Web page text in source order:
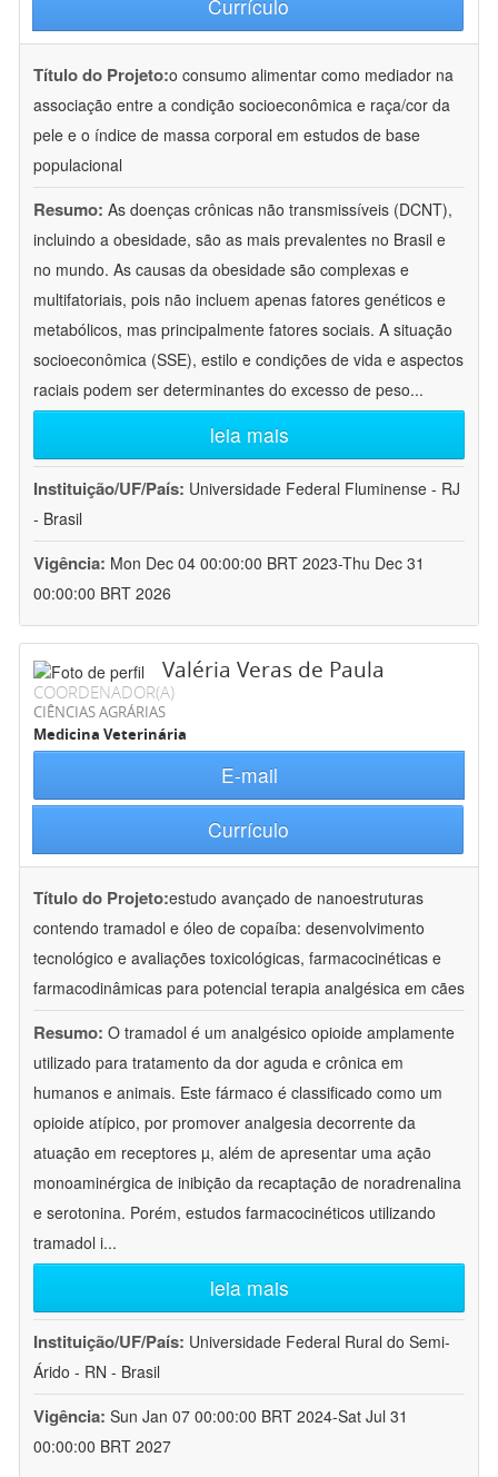
Currículo
Título do Projeto:o consumo alimentar como mediador na
associação entre a condição socioeconômica e raça/cor da
pele e o índice de massa corporal em estudos de base
populacional
Resumo: As doenças crônicas não transmissíveis (DCNT),
incluindo a obesidade, são as mais prevalentes no Brasil e
no mundo. As causas da obesidade são complexas e
multifatoriais, pois não incluem apenas fatores genéticos e
metabólicos, mas principalmente fatores sociais. A situação
socioeconômica (SSE), estilo e condições de vida e aspectos
raciais podem ser determinantes do excesso de peso...
leia mais
Instituição/UF/País: Universidade Federal Fluminense - RJ
- Brasil
Vigência: Mon Dec 04 00:00:00 BRT 2023-Thu Dec 31
00:00:00 BRT 2026
Valéria Veras de Paula
COORDENADOR(A)
CIÊNCIAS AGRÁRIAS
Medicina Veterinária
E-mail
Currículo
Título do Projeto:estudo avançado de nanoestruturas
contendo tramadol e óleo de copaíba: desenvolvimento
tecnológico e avaliações toxicológicas, farmacocinéticas e
farmacodinâmicas para potencial terapia analgésica em cães
Resumo: O tramadol é um analgésico opioide amplamente
utilizado para tratamento da dor aguda e crônica em
humanos e animais. Este fármaco é classificado como um
opioide atípico, por promover analgesia decorrente da
atuação em receptores µ, além de apresentar uma ação
monoaminérgica de inibição da recaptação de noradrenalina
e serotonina. Porém, estudos farmacocinéticos utilizando
tramadol i...
leia mais
Instituição/UF/País: Universidade Federal Rural do Semi-
Árido - RN - Brasil
Vigência: Sun Jan 07 00:00:00 BRT 2024-Sat Jul 31
00:00:00 BRT 2027